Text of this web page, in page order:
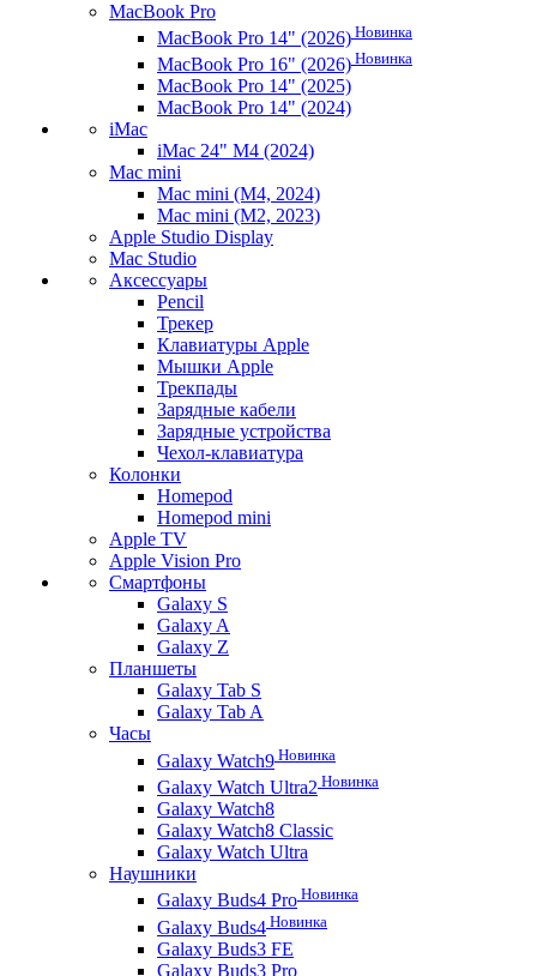
MacBook Pro
MacBook Pro 14" (2026) Новинка
MacBook Pro 16" (2026) Новинка
MacBook Pro 14" (2025)
MacBook Pro 14" (2024)
iMac
iMac 24" M4 (2024)
Mac mini
Mac mini (M4, 2024)
Mac mini (M2, 2023)
Apple Studio Display
Mac Studio
Аксессуары
Pencil
Трекер
Клавиатуры Apple
Мышки Apple
Трекпады
Зарядные кабели
Зарядные устройства
Чехол-клавиатура
Колонки
Homepod
Homepod mini
Apple TV
Apple Vision Pro
Смартфоны
Galaxy S
Galaxy A
Galaxy Z
Планшеты
Galaxy Tab S
Galaxy Tab A
Часы
Galaxy Watch9 Новинка
Galaxy Watch Ultra2 Новинка
Galaxy Watch8
Galaxy Watch8 Classic
Galaxy Watch Ultra
Наушники
Galaxy Buds4 Pro Новинка
Galaxy Buds4 Новинка
Galaxy Buds3 FE
Galaxy Buds3 Pro